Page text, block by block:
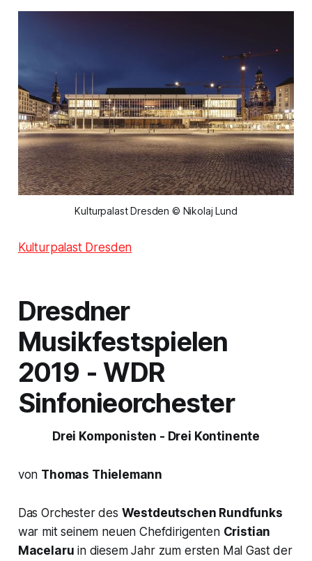
Kulturpalast Dresden © Nikolaj Lund
Kulturpalast Dresden
Dresdner
Musikfestspielen
2019 - WDR
Sinfonieorchester
Drei Komponisten - Drei Kontinente
von Thomas Thielemann
Das Orchester des Westdeutschen Rundfunks
war mit seinem neuen Chefdirigenten Cristian
Macelaru in diesem Jahr zum ersten Mal Gast der